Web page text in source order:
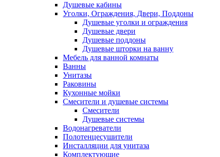
Душевые кабины
Уголки, Ограждения, Двери, Поддоны
Душевые уголки и ограждения
Душевые двери
Душевые поддоны
Душевые шторки на ванну
Мебель для ванной комнаты
Ванны
Унитазы
Раковины
Кухонные мойки
Смесители и душевые системы
Смесители
Душевые системы
Водонагреватели
Полотенцесушители
Инсталляции для унитаза
Комплектующие